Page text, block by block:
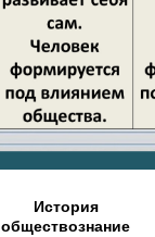
История
обществознание